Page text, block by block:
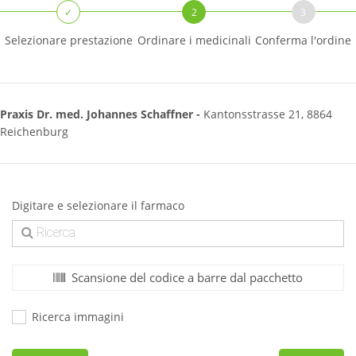
✓
Selezionare prestazione
2
Ordinare i medicinali
3
Conferma l'ordine
Praxis Dr. med. Johannes Schaffner - Kantonsstrasse 21, 8864
Reichenburg
Digitare e selezionare il farmaco
Scansione del codice a barre dal pacchetto
Ricerca immagini